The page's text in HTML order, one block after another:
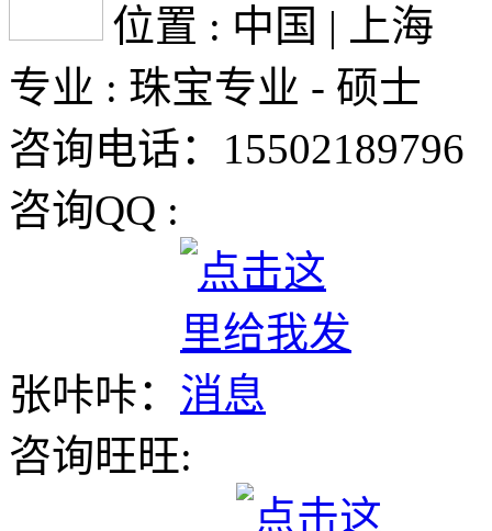
位置 : 中国 | 上海
专业 : 珠宝专业 - 硕士
咨询电话：15502189796
咨询QQ :
张咔咔：
咨询旺旺: